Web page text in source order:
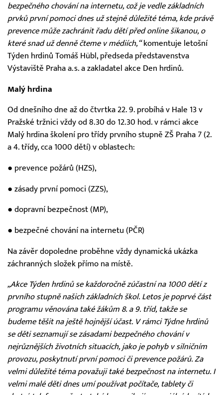
bezpečného chování na internetu, což je vedle základních
prvků první pomoci dnes už stejně důležité téma, kde právě
prevence může zachránit řadu dětí před online šikanou, o
které snad už denně čteme v médiích,“komentuje letošní
Týden hrdinů Tomáš Hübl, předseda představenstva
Výstaviště Praha a.s. a zakladatel akce Den hrdinů.
Malý hrdina
Od dnešního dne až do čtvrtka 22. 9. probíhá v Hale 13 v
Pražské tržnici vždy od 8.30 do 12.30 hod. v rámci akce
Malý hrdina školení pro třídy prvního stupně ZŠ Praha 7 (2.
a 4. třídy, cca 1000 dětí) v oblastech:
● prevence požárů (HZS),
● zásady první pomoci (ZZS),
● dopravní bezpečnost (MP),
● bezpečné chování na internetu (PČR)
Na závěr dopoledne proběhne vždy dynamická ukázka
záchranných složek přímo na místě.
„Akce Týden hrdinů se každoročně zúčastní na 1000 dětí z
prvního stupně našich základních škol. Letos je poprvé část
programu věnována také žákům 8. a 9. tříd, takže se
budeme těšit na ještě hojnější účast. V rámci Týdne hrdinů
se děti seznamují se zásadami bezpečného chování v
nejrůznějších životních situacích, jako je pohyb v silničním
provozu, poskytnutí první pomoci či prevence požárů. Za
velmi důležité téma považuji také bezpečnost na internetu. I
velmi malé děti dnes umí používat počítače, tablety či